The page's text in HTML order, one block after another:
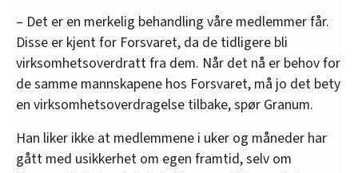
– Det er en merkelig behandling våre medlemmer får.
Disse er kjent for Forsvaret, da de tidligere bli
virksomhetsoverdratt fra dem. Når det nå er behov for
de samme mannskapene hos Forsvaret, må jo det bety
en virksomhetsoverdragelse tilbake, spør Granum.
Han liker ikke at medlemmene i uker og måneder har
gått med usikkerhet om egen framtid, selv om